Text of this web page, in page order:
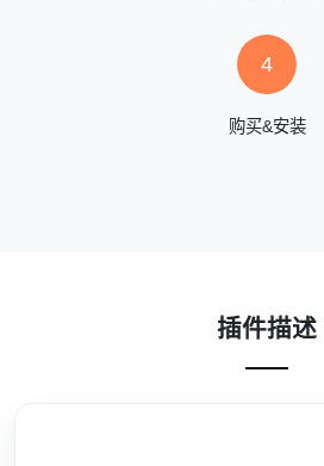
4
购买&安装
插件描述